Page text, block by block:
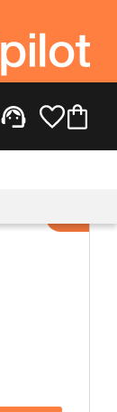
support_agent
Lägg